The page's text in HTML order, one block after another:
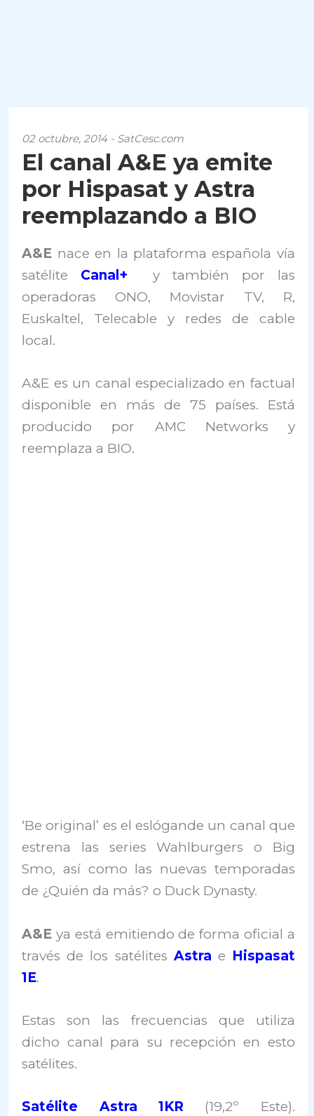
02 octubre, 2014 - SatCesc.com
El canal A&E ya emite
por Hispasat y Astra
reemplazando a BIO
A&E nace en la plataforma española vía
satélite Canal+ y también por las
operadoras ONO, Movistar TV, R,
Euskaltel, Telecable y redes de cable
local.
A&E es un canal especializado en factual
disponible en más de 75 países. Está
producido por AMC Networks y
reemplaza a BIO.
‘Be original’ es el eslógande un canal que
estrena las series Wahlburgers o Big
Smo, así como las nuevas temporadas
de ¿Quién da más? o Duck Dynasty.
A&E ya está emitiendo de forma oficial a
través de los satélites Astra e Hispasat
1E.
Estas son las frecuencias que utiliza
dicho canal para su recepción en esto
satélites.
Satélite Astra 1KR (19,2º Este).